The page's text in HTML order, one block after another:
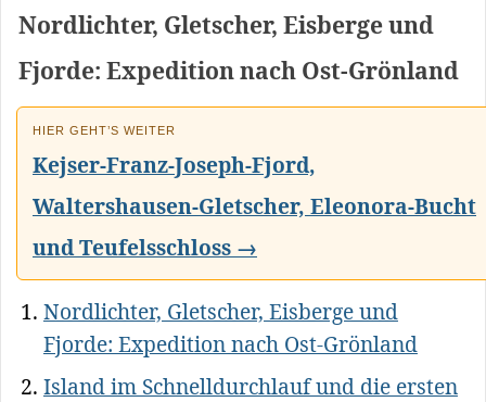
Nordlichter, Gletscher, Eisberge und
Fjorde: Expedition nach Ost-Grönland
HIER GEHT’S WEITER
Kejser-Franz-Joseph-Fjord,
Waltershausen-Gletscher, Eleonora-Bucht
und Teufelsschloss →
Nordlichter, Gletscher, Eisberge und
Fjorde: Expedition nach Ost-Grönland
Island im Schnelldurchlauf und die ersten